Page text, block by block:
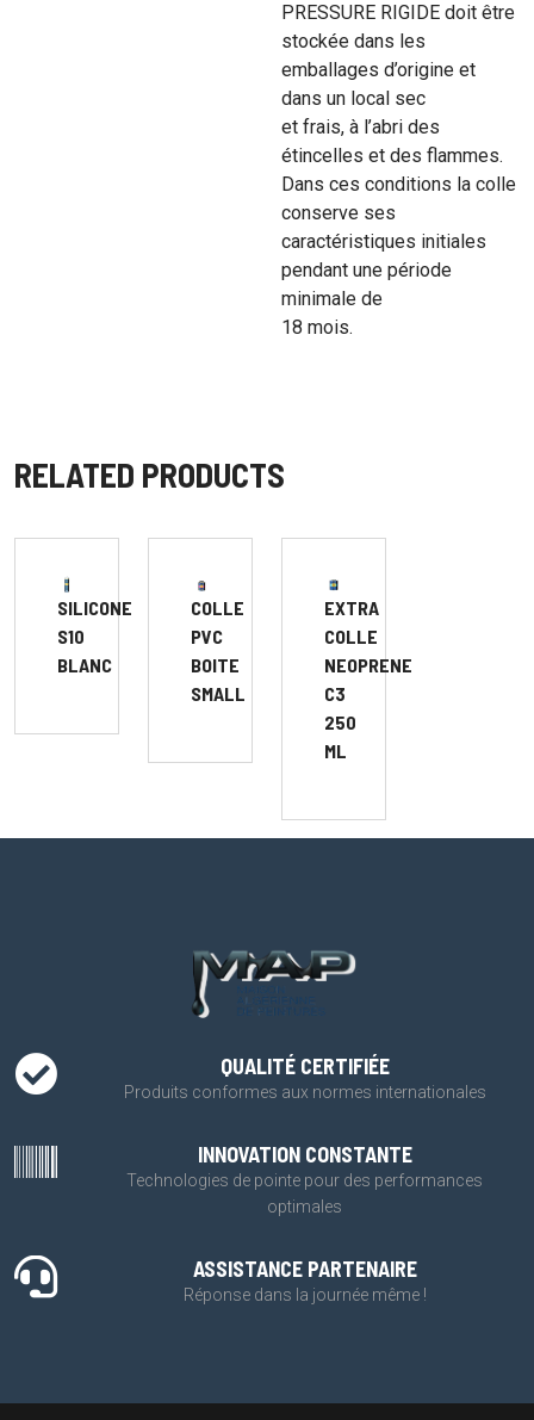
PRESSURE RIGIDE doit être
stockée dans les
emballages d’origine et
dans un local sec
et frais, à l’abri des
étincelles et des flammes.
Dans ces conditions la colle
conserve ses
caractéristiques initiales
pendant une période
minimale de
18 mois.
RELATED PRODUCTS
SILICONE
S10
BLANC
COLLE
PVC
BOITE
SMALL
EXTRA
COLLE
NEOPRENE
C3
250
ML
QUALITÉ CERTIFIÉE
Produits conformes aux normes internationales
INNOVATION CONSTANTE
Technologies de pointe pour des performances
optimales
ASSISTANCE PARTENAIRE
Réponse dans la journée même !